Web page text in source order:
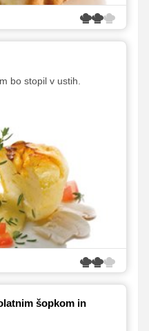
bo stopil v ustih.
šopkom in